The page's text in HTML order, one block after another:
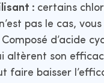
: certains
pas le cas,
d’acide
altèrent son
faire baisser